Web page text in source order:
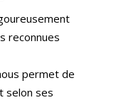
reconnues
permet de
selon ses